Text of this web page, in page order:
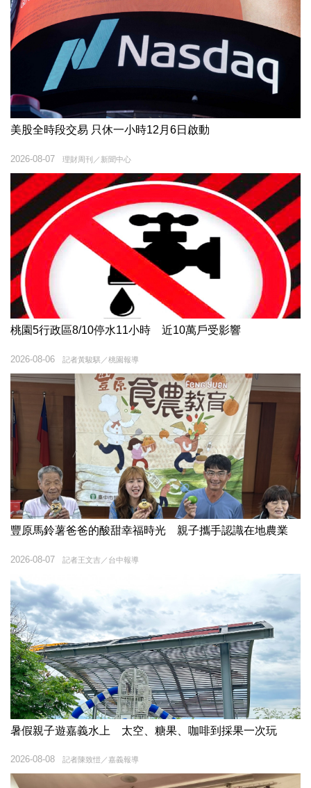
美股全時段交易 只休一小時12月6日啟動
理財周刊／新聞中心
2026-08-07
桃園5行政區8/10停水11小時 近10萬戶受影響
記者黃駿騏／桃園報導
2026-08-06
豐原馬鈴薯爸爸的酸甜幸福時光 親子攜手認識在地農業
記者王文吉／台中報導
2026-08-07
暑假親子遊嘉義水上 太空、糖果、咖啡到採果一次玩
記者陳致愷／嘉義報導
2026-08-08